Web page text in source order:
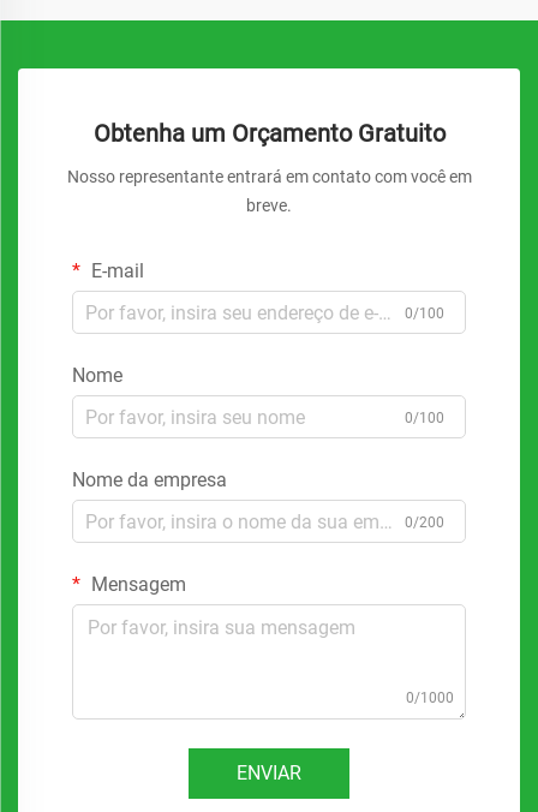
Obtenha um Orçamento Gratuito
Nosso representante entrará em contato com você em
breve.
E-mail
0/100
Nome
0/100
Nome da empresa
0/200
Mensagem
0/1000
ENVIAR